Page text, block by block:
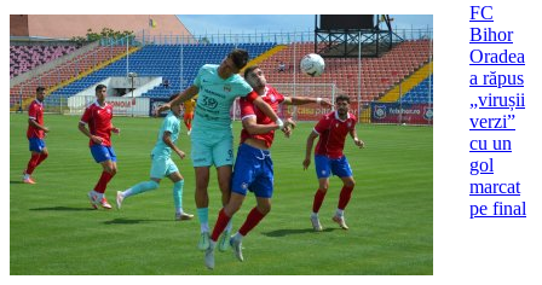
FC
Bihor
Oradea
a răpus
„virușii
verzi”
cu un
gol
marcat
pe final